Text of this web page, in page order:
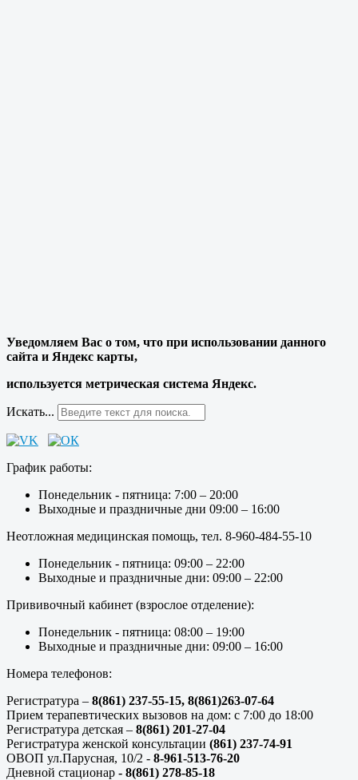
Уведомляем Вас о том, что при использовании данного
сайта и Яндекс карты,
используется метрическая система Яндекс.
Искать...
График работы:
Понедельник - пятница: 7:00 – 20:00
Выходные и праздничные дни 09:00 – 16:00
Неотложная медицинская помощь, тел. 8-960-484-55-10
Понедельник - пятница: 09:00 – 22:00
Выходные и праздничные дни: 09:00 – 22:00
Прививочный кабинет (взрослое отделение):
Понедельник - пятница: 08:00 – 19:00
Выходные и праздничные дни: 09:00 – 16:00
Номера телефонов:
Регистратура – 8(861) 237-55-15, 8(861)263-07-64
Прием терапевтических вызовов на дом: с 7:00 до 18:00
Регистратура детская – 8(861) 201-27-04
Регистратура женской консультации (861) 237-74-91
ОВОП ул.Парусная, 10/2 - 8-961-513-76-20
Дневной стационар - 8(861) 278-85-18